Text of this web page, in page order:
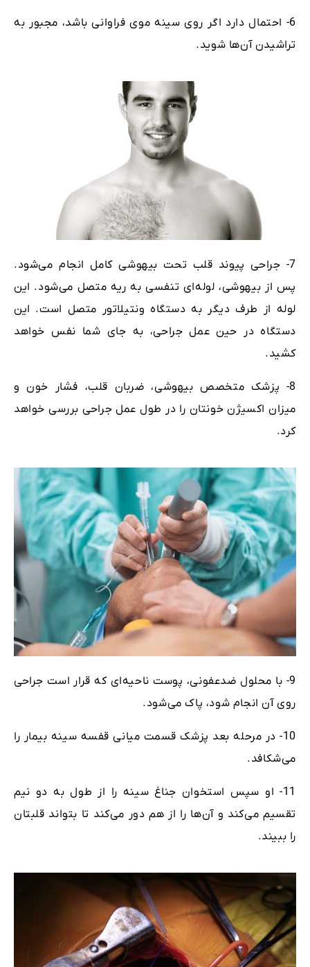
6- احتمال دارد اگر روی سینه موی فراوانی باشد، مجبور به
تراشیدن آن‌ها شوید.
7- جراحی پیوند قلب تحت بیهوشی کامل انجام می‌شود.
پس از بیهوشی، لوله‌ای تنفسی به ریه متصل می‌شود. این
لوله از طرف دیگر به دستگاه ونتیلاتور متصل است. این
دستگاه در حین عمل جراحی، به جای شما نفس خواهد
کشید.
8- پزشک متخصص بیهوشی، ضربان قلب، فشار خون و
میزان اکسیژن خونتان را در طول عمل جراحی بررسی خواهد
کرد.
9- با محلول ضدعفونی، پوست ناحیه‌ای که قرار است جراحی
روی آن انجام شود، پاک می‌شود.
10- در مرحله بعد پزشک قسمت میانی قفسه سینه بیمار را
می‌شکافد.
11- او سپس استخوان جناغ سینه را از طول به دو نیم
تقسیم می‌کند و آن‌ها را از هم دور می‌کند تا بتواند قلبتان
را ببیند.